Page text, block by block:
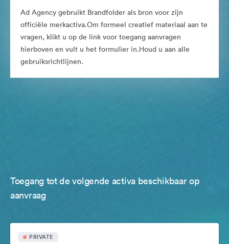
Ad Agency gebruikt Brandfolder als bron voor zijn
officiële merkactiva.Om formeel creatief materiaal aan te
vragen, klikt u op de link voor toegang aanvragen
hierboven en vult u het formulier in.Houd u aan alle
gebruiksrichtlijnen.
Toegang tot de volgende activa beschikbaar op
aanvraag
PRIVATE